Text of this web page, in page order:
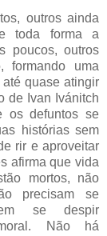
outros ainda
toda forma a
poucos, outros
formando uma
quase atingir
de Ivan Ivánitch
os defuntos se
histórias sem
rir e aproveitar
afirma que vida
mortos, não
precisam se
se despir
Não há